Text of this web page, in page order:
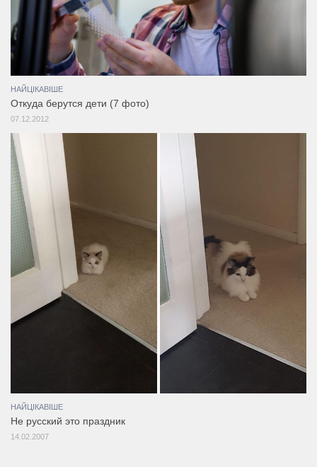
НАЙЦІКАВІШЕ
Откуда берутся дети (7 фото)
07.12.2012
НАЙЦІКАВІШЕ
Не русский это праздник
14.02.2007